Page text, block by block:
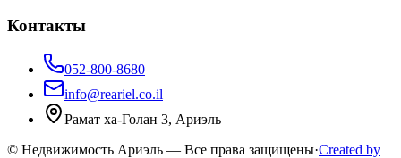
Контакты
052-800-8680
info@reariel.co.il
Рамат ха-Голан 3, Ариэль
© Недвижимость Ариэль — Все права защищены·Created by